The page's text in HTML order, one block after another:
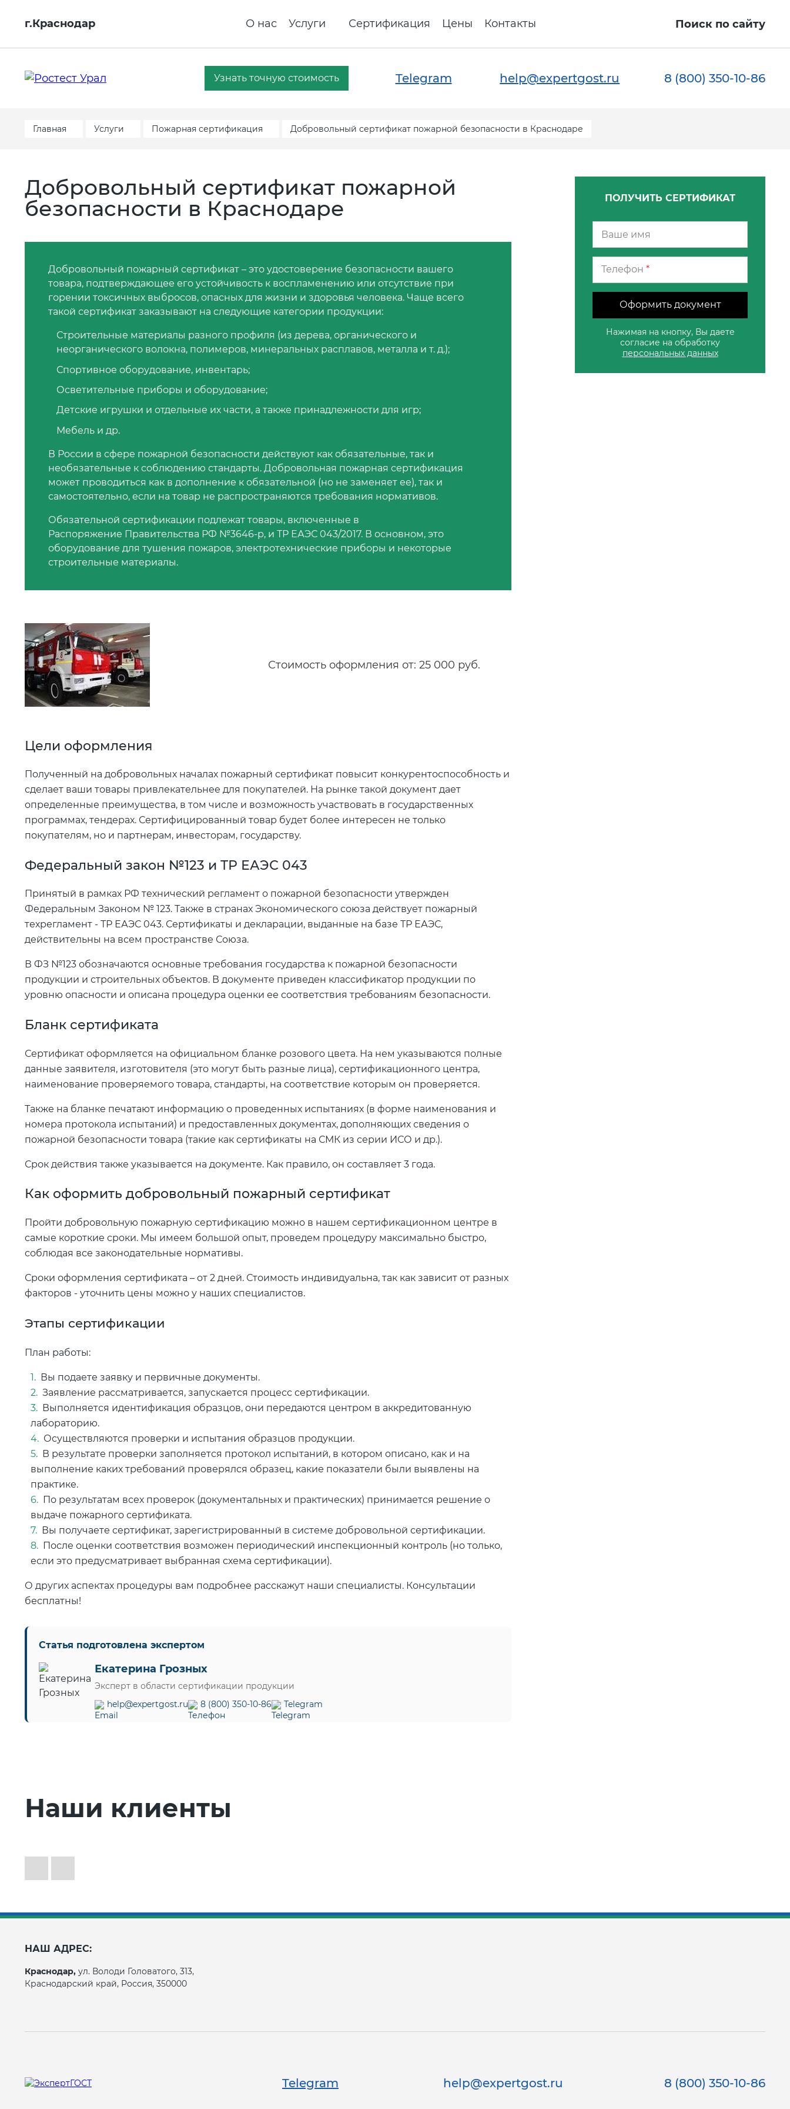
г.Краснодар О нас Услуги Сертификация Цены Контакты Поиск по сайту
Узнать точную стоимость Telegram help@expertgost.ru 8 (800) 350-10-86
Главная Услуги Пожарная сертификация Добровольный сертификат пожарной безопасности в Краснодаре
Добровольный сертификат пожарной
безопасности в Краснодаре
Добровольный пожарный сертификат – это удостоверение безопасности вашего
товара, подтверждающее его устойчивость к воспламенению или отсутствие при
горении токсичных выбросов, опасных для жизни и здоровья человека. Чаще всего
такой сертификат заказывают на следующие категории продукции:
Строительные материалы разного профиля (из дерева, органического и
неорганического волокна, полимеров, минеральных расплавов, металла и т. д.);
Спортивное оборудование, инвентарь;
Осветительные приборы и оборудование;
Детские игрушки и отдельные их части, а также принадлежности для игр;
Мебель и др.
В России в сфере пожарной безопасности действуют как обязательные, так и
необязательные к соблюдению стандарты. Добровольная пожарная сертификация
может проводиться как в дополнение к обязательной (но не заменяет ее), так и
самостоятельно, если на товар не распространяются требования нормативов.
Обязательной сертификации подлежат товары, включенные в
Распоряжение Правительства РФ №3646-р, и ТР ЕАЭС 043/2017. В основном, это
оборудование для тушения пожаров, электротехнические приборы и некоторые
строительные материалы.
Стоимость оформления от: 25 000 руб.
Цели оформления
Полученный на добровольных началах пожарный сертификат повысит конкурентоспособность и
сделает ваши товары привлекательнее для покупателей. На рынке такой документ дает
определенные преимущества, в том числе и возможность участвовать в государственных
программах, тендерах. Сертифицированный товар будет более интересен не только
покупателям, но и партнерам, инвесторам, государству.
Федеральный закон №123 и ТР ЕАЭС 043
Принятый в рамках РФ технический регламент о пожарной безопасности утвержден
Федеральным Законом № 123. Также в странах Экономического союза действует пожарный
техрегламент - ТР ЕАЭС 043. Сертификаты и декларации, выданные на базе ТР ЕАЭС,
действительны на всем пространстве Союза.
В ФЗ №123 обозначаются основные требования государства к пожарной безопасности
продукции и строительных объектов. В документе приведен классификатор продукции по
уровню опасности и описана процедура оценки ее соответствия требованиям безопасности.
Бланк сертификата
Сертификат оформляется на официальном бланке розового цвета. На нем указываются полные
данные заявителя, изготовителя (это могут быть разные лица), сертификационного центра,
наименование проверяемого товара, стандарты, на соответствие которым он проверяется.
Также на бланке печатают информацию о проведенных испытаниях (в форме наименования и
номера протокола испытаний) и предоставленных документах, дополняющих сведения о
пожарной безопасности товара (такие как сертификаты на СМК из серии ИСО и др.).
Срок действия также указывается на документе. Как правило, он составляет 3 года.
Как оформить добровольный пожарный сертификат
Пройти добровольную пожарную сертификацию можно в нашем сертификационном центре в
самые короткие сроки. Мы имеем большой опыт, проведем процедуру максимально быстро,
соблюдая все законодательные нормативы.
Сроки оформления сертификата – от 2 дней. Стоимость индивидуальна, так как зависит от разных
факторов - уточнить цены можно у наших специалистов.
Этапы сертификации
План работы:
Вы подаете заявку и первичные документы.
Заявление рассматривается, запускается процесс сертификации.
Выполняется идентификация образцов, они передаются центром в аккредитованную
лабораторию.
Осуществляются проверки и испытания образцов продукции.
В результате проверки заполняется протокол испытаний, в котором описано, как и на
выполнение каких требований проверялся образец, какие показатели были выявлены на
практике.
По результатам всех проверок (документальных и практических) принимается решение о
выдаче пожарного сертификата.
Вы получаете сертификат, зарегистрированный в системе добровольной сертификации.
После оценки соответствия возможен периодический инспекционный контроль (но только,
если это предусматривает выбранная схема сертификации).
О других аспектах процедуры вам подробнее расскажут наши специалисты. Консультации
бесплатны!
Статья подготовлена экспертом
Екатерина Грозных
Эксперт в области сертификации продукции
help@expertgost.ru
8 (800) 350-10-86 Telegram
ПОЛУЧИТЬ СЕРТИФИКАТ
Телефон *
Оформить документ
Нажимая на кнопку, Вы даете
согласие на обработку
персональных данных
Наши клиенты
НАШ АДРЕС:
Краснодар, ул. Володи Головатого, 313,
Краснодарский край, Россия, 350000
Telegram help@expertgost.ru 8 (800) 350-10-86